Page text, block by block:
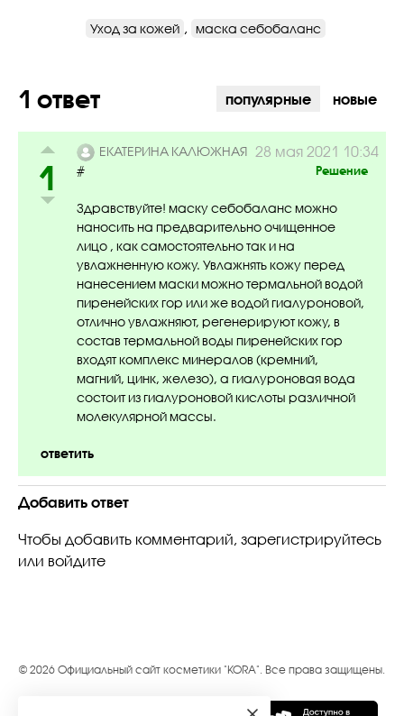
Уход за кожей маска себобаланс
1 ответ популярные новые
1
ЕКАТЕРИНА КАЛЮЖНАЯ 28 мая 2021 10:34
#
Решение
Здравствуйте! маску себобаланс можно
наносить на предварительно очищенное
лицо , как самостоятельно так и на
увлажненную кожу. Увлажнять кожу перед
нанесением маски можно термальной водой
пиренейских гор или же водой гиалуроновой,
отлично увлажняют, регенерируют кожу, в
состав термальной воды пиренейских гор
входят комплекс минералов (кремний,
магний, цинк, железо), а гиалуроновая вода
состоит из гиалуроновой кислоты различной
молекулярной массы.
ответить
Добавить ответ
Чтобы добавить комментарий, зарегистрируйтесь
или войдите
© 2026 Официальный сайт косметики "KORA". Все права защищены.